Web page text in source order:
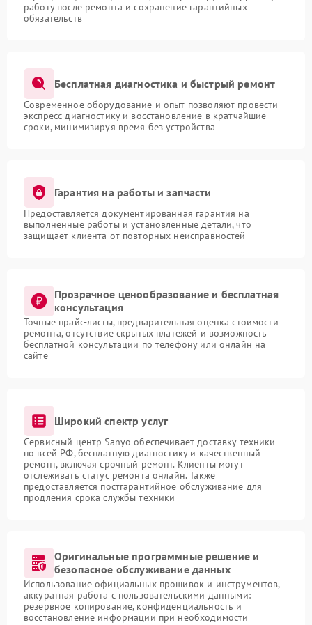
работу после ремонта и сохранение гарантийных
обязательств
Бесплатная диагностика и быстрый ремонт
Современное оборудование и опыт позволяют провести
экспресс-диагностику и восстановление в кратчайшие
сроки, минимизируя время без устройства
Гарантия на работы и запчасти
Предоставляется документированная гарантия на
выполненные работы и установленные детали, что
защищает клиента от повторных неисправностей
Прозрачное ценообразование и бесплатная
консультация
Точные прайс-листы, предварительная оценка стоимости
ремонта, отсутствие скрытых платежей и возможность
бесплатной консультации по телефону или онлайн на
сайте
Широкий спектр услуг
Сервисный центр Sanyo обеспечивает доставку техники
по всей РФ, бесплатную диагностику и качественный
ремонт, включая срочный ремонт. Клиенты могут
отслеживать статус ремонта онлайн. Также
предоставляется постгарантийное обслуживание для
продления срока службы техники
Оригинальные программные решение и
безопасное обслуживание данных
Использование официальных прошивок и инструментов,
аккуратная работа с пользовательскими данными:
резервное копирование, конфиденциальность и
восстановление информации при необходимости